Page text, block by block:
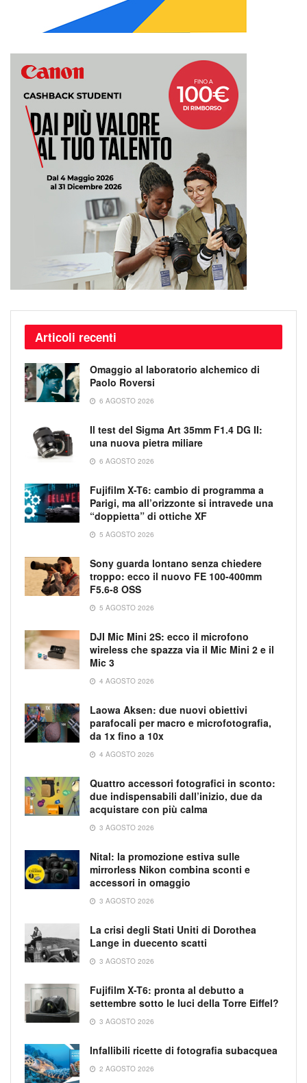
Articoli recenti
Omaggio al laboratorio alchemico di
Paolo Roversi
6 AGOSTO 2026
Il test del Sigma Art 35mm F1.4 DG II:
una nuova pietra miliare
6 AGOSTO 2026
Fujifilm X-T6: cambio di programma a
Parigi, ma all’orizzonte si intravede una
“doppietta” di ottiche XF
5 AGOSTO 2026
Sony guarda lontano senza chiedere
troppo: ecco il nuovo FE 100-400mm
F5.6-8 OSS
5 AGOSTO 2026
DJI Mic Mini 2S: ecco il microfono
wireless che spazza via il Mic Mini 2 e il
Mic 3
4 AGOSTO 2026
Laowa Aksen: due nuovi obiettivi
parafocali per macro e microfotografia,
da 1x fino a 10x
4 AGOSTO 2026
Quattro accessori fotografici in sconto:
due indispensabili dall’inizio, due da
acquistare con più calma
3 AGOSTO 2026
Nital: la promozione estiva sulle
mirrorless Nikon combina sconti e
accessori in omaggio
3 AGOSTO 2026
La crisi degli Stati Uniti di Dorothea
Lange in duecento scatti
3 AGOSTO 2026
Fujifilm X-T6: pronta al debutto a
settembre sotto le luci della Torre Eiffel?
3 AGOSTO 2026
Infallibili ricette di fotografia subacquea
2 AGOSTO 2026